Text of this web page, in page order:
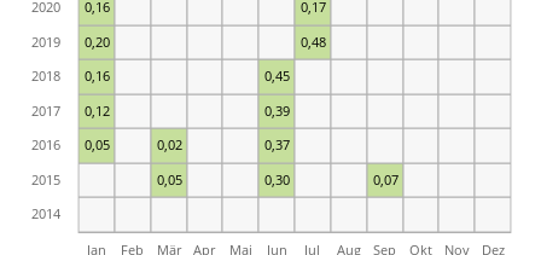
0,05 0,30 0,07
0,05 0,02 0,37
0,12 0,39
0,16 0,45
0,20 0,48
0,16 0,17
Jan Feb Mär Apr Mai Jun Jul Aug Sep Okt Nov Dez
2014
2015
2016
2017
2018
2019
2020